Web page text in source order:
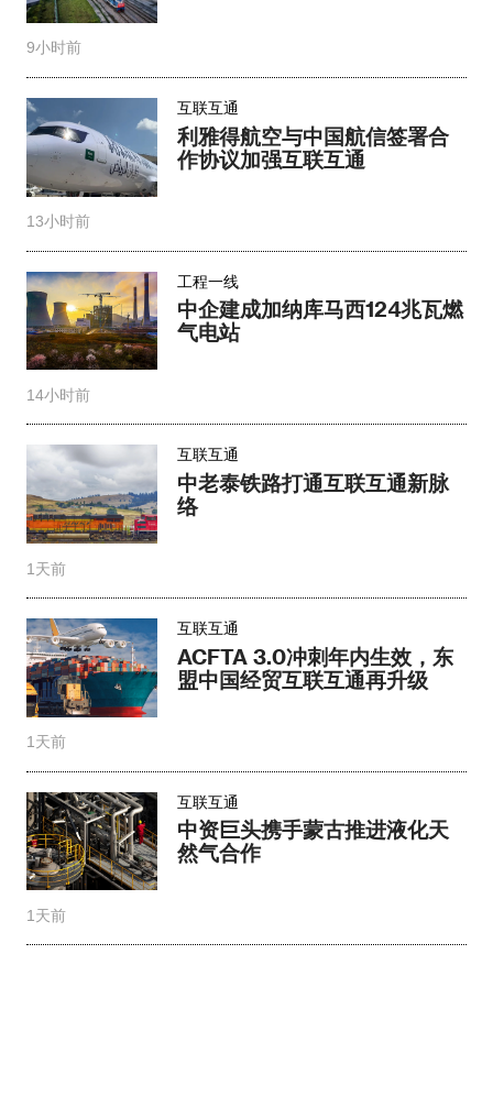
9小时前
互联互通
利雅得航空与中国航信签署合
作协议加强互联互通
13小时前
工程一线
中企建成加纳库马西124兆瓦燃
气电站
14小时前
互联互通
中老泰铁路打通互联互通新脉
络
1天前
互联互通
ACFTA 3.0冲刺年内生效，东
盟中国经贸互联互通再升级
1天前
互联互通
中资巨头携手蒙古推进液化天
然气合作
1天前